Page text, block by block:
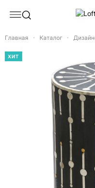
Главная Каталог
ХИТ